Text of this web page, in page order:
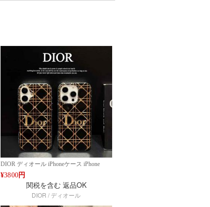
DIOR ディオール iPhoneケース iPhone
14/15/16 Pro Max対応 高級感シンプルモダ
ンデザインケース ブランドロゴ おしゃれ
人気 新作 高品質ケース 全機種対応
Google 7a 8 7pro/ 6pro 6aケース ファッショ
¥3800 円
関税を含む 返品OK
DIOR / ディオール